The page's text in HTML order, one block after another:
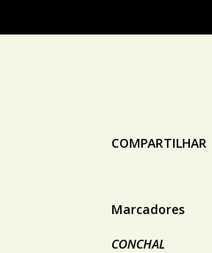
COMPARTILHAR
Marcadores
CONCHAL